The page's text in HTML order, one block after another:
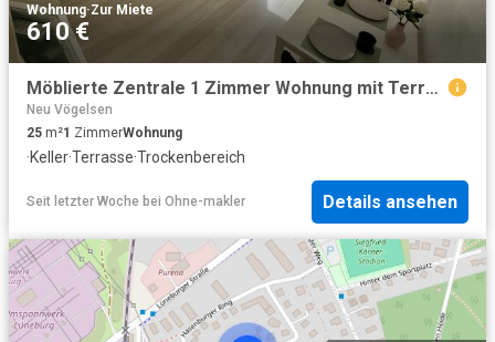
Wohnung·Zur Miete
610 €
Möblierte Zentrale 1 Zimmer Wohnung mit Terrasse in Lüneburg
Neu Vögelsen
25 m²1 ZimmerWohnung
·Keller·Terrasse·Trockenbereich
Seit letzter Woche bei Ohne-makler Details ansehen